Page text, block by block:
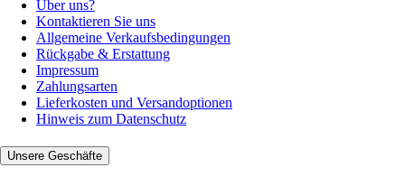
Über uns?
Kontaktieren Sie uns
Allgemeine Verkaufsbedingungen
Rückgabe & Erstattung
Impressum
Zahlungsarten
Lieferkosten und Versandoptionen
Hinweis zum Datenschutz
Unsere Geschäfte